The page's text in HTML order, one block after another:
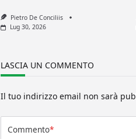
Pietro De Conciliis
Lug 30, 2026
LASCIA UN COMMENTO
Il tuo indirizzo email non sarà
Commento*